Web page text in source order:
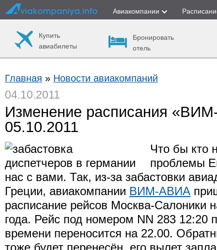
Авиакомпании
Купить
авиабилеты
Бронировать
отель
Главная » Новости авиакомпаний
04.10.2011
Изменение расписания
05.10.2011
Что бы кто
проблемы
нас с вами. Так, из-за забастовки
Греции, авиакомпании ВИМ-АВИА
расписание рейсов Москва-Салоники
года. Рейс под номером NN 283 12:20
времени переносится на 22.00.
тоже будет перенесён, его вылет